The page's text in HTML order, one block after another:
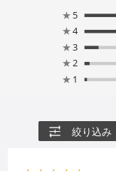
★ 5
★4
★3
★2
★ 1
絞り込み